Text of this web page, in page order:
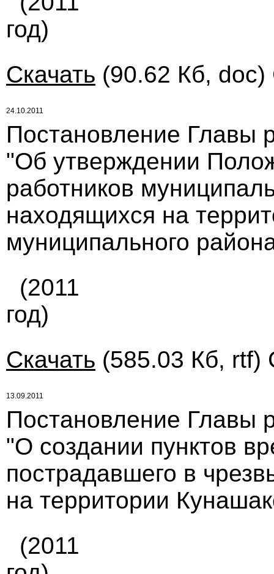
год)
Скачать (90.62 Кб, doc)
24.10.2011
Постановление Главы
"Об утверждении
работников
находящихся на
муниципального
(2011
год)
Скачать (585.03 Кб, rtf)
13.09.2011
Постановление Главы
"О создании пунктов
пострадавшего в
на территории
(2011